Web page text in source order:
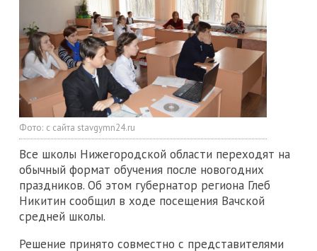
Фото: с сайта stavgymn24.ru
Все школы Нижегородской области переходят на
обычный формат обучения после новогодних
праздников. Об этом губернатор региона Глеб
Никитин сообщил в ходе посещения Вачской
средней школы.
Решение принято совместно с представителями